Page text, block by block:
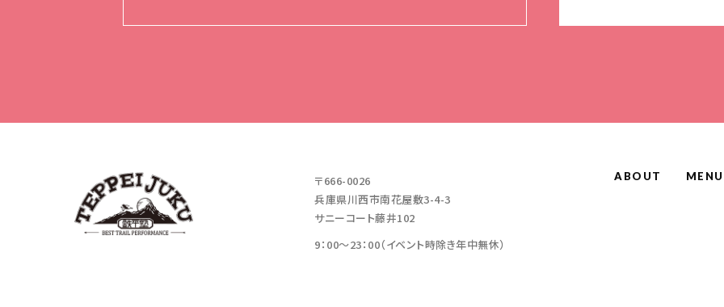
〒666-0026
兵庫県川西市南花屋敷3-4-3
サニーコート藤井102
9：00～23：00（イベント時除き年中無休）
ABOUT MENU